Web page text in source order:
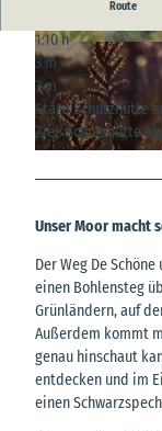
© Angela Pannek,
Route
1:10 h
3 m
3 m
Start: Schutzhütte
Ziel: Schutzhütte
Unser Moor macht
Der Weg De
einen Bohlensteg
Grünländern, auf
Außerdem kommt
genau hinschaut
entdecken und im
einen